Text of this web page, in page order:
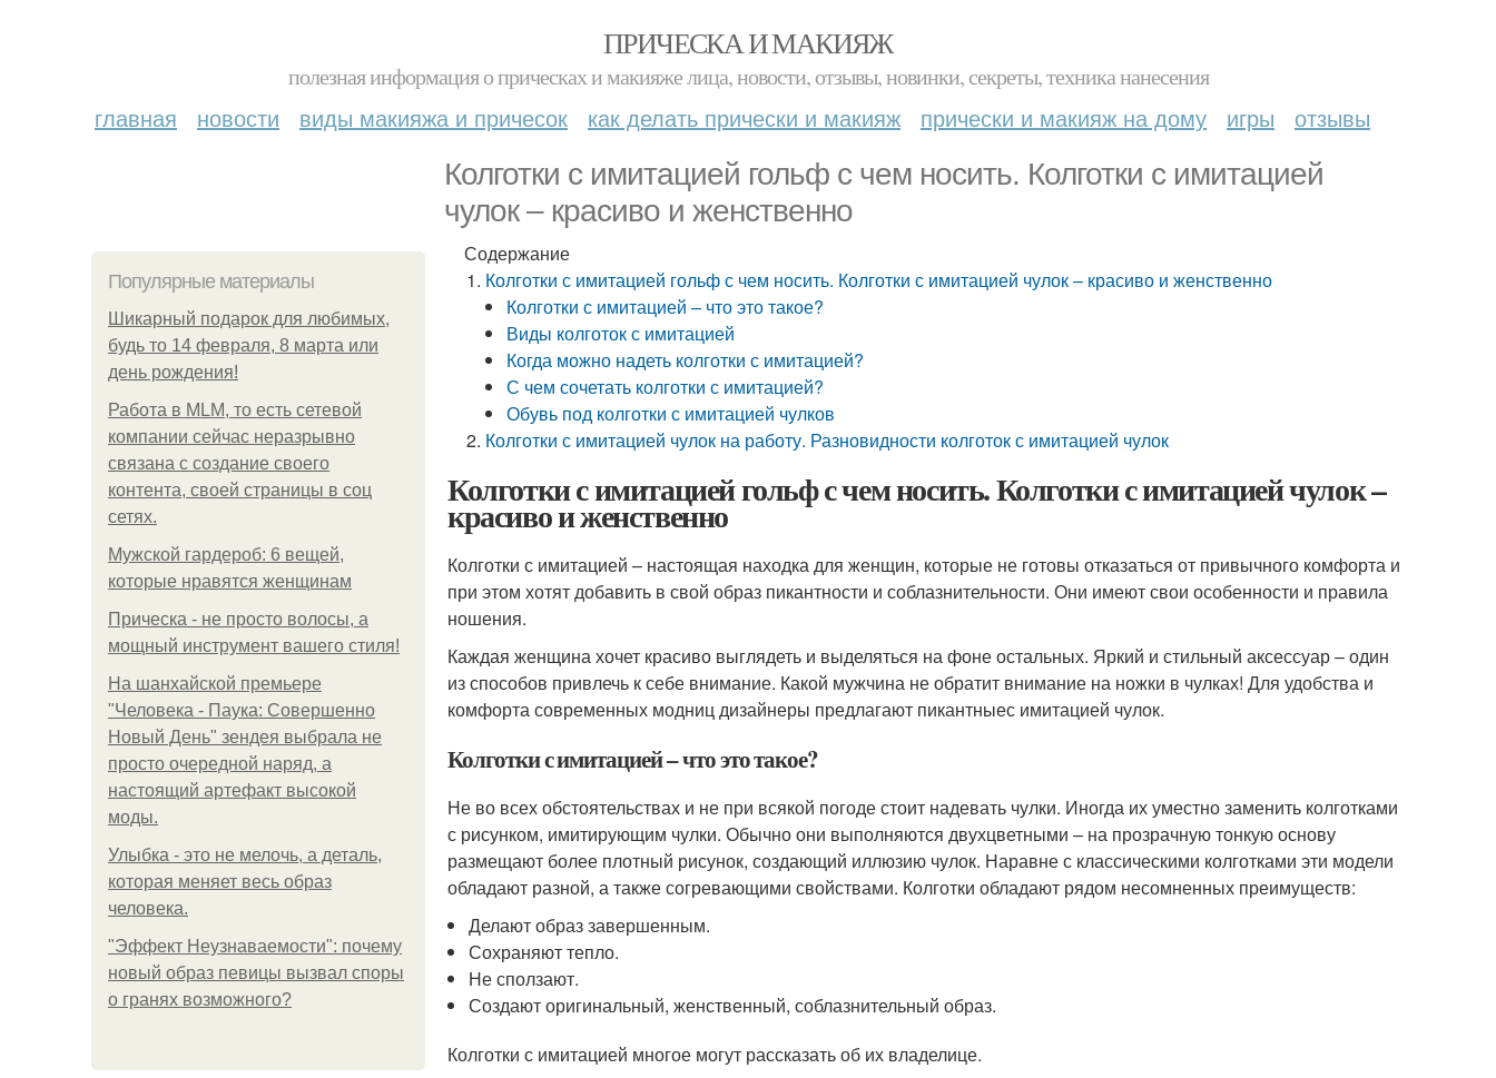
ПРИЧЕСКА И МАКИЯЖ
полезная информация о прическах и макияже лица, новости, отзывы, новинки, секреты, техника нанесения
главная новости виды макияжа и причесок как делать прически и макияж прически и макияж на дому игры отзывы
Колготки с имитацией гольф с чем носить. Колготки с имитацией
чулок – красиво и женственно
Популярные материалы
Шикарный подарок для любимых,
будь то 14 февраля, 8 марта или
день рождения!
Работа в MLM, то есть сетевой
компании сейчас неразрывно
связана с создание своего
контента, своей страницы в соц
сетях.
Мужской гардероб: 6 вещей,
которые нравятся женщинам
Прическа - не просто волосы, а
мощный инструмент вашего стиля!
На шанхайской премьере
"Человека - Паука: Совершенно
Новый День" зендея выбрала не
просто очередной наряд, а
настоящий артефакт высокой
моды.
Улыбка - это не мелочь, а деталь,
которая меняет весь образ
человека.
"Эффект Неузнаваемости": почему
новый образ певицы вызвал споры
о гранях возможного?
Содержание
Колготки с имитацией гольф с чем носить. Колготки с имитацией чулок – красиво и женственно
Колготки с имитацией – что это такое?
Виды колготок с имитацией
Когда можно надеть колготки с имитацией?
С чем сочетать колготки с имитацией?
Обувь под колготки с имитацией чулков
Колготки с имитацией чулок на работу. Разновидности колготок с имитацией чулок
Колготки с имитацией гольф с чем носить. Колготки с имитацией чулок –
красиво и женственно
Колготки с имитацией – настоящая находка для женщин, которые не готовы отказаться от привычного комфорта и
при этом хотят добавить в свой образ пикантности и соблазнительности. Они имеют свои особенности и правила
ношения.
Каждая женщина хочет красиво выглядеть и выделяться на фоне остальных. Яркий и стильный аксессуар – один
из способов привлечь к себе внимание. Какой мужчина не обратит внимание на ножки в чулках! Для удобства и
комфорта современных модниц дизайнеры предлагают пикантныес имитацией чулок.
Колготки с имитацией – что это такое?
Не во всех обстоятельствах и не при всякой погоде стоит надевать чулки. Иногда их уместно заменить колготками
с рисунком, имитирующим чулки. Обычно они выполняются двухцветными – на прозрачную тонкую основу
размещают более плотный рисунок, создающий иллюзию чулок. Наравне с классическими колготками эти модели
обладают разной, а также согревающими свойствами. Колготки обладают рядом несомненных преимуществ:
Делают образ завершенным.
Сохраняют тепло.
Не сползают.
Создают оригинальный, женственный, соблазнительный образ.
Колготки с имитацией многое могут рассказать об их владелице.